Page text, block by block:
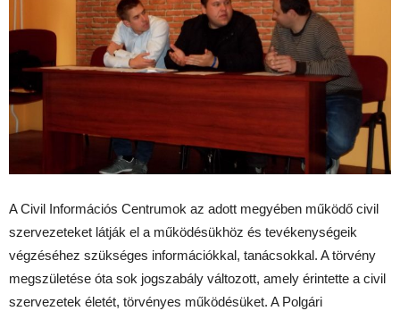
A Civil Információs Centrumok az adott megyében működő civil
szervezeteket látják el a működésükhöz és tevékenységeik
végzéséhez szükséges információkkal, tanácsokkal. A törvény
megszületése óta sok jogszabály változott, amely érintette a civil
szervezetek életét, törvényes működésüket. A Polgári